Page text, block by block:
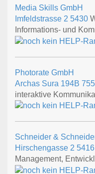
Media Skills GmbH
Imfeldstrasse 2 5430
Informations- und
Photorate GmbH
Archas Sura 194B
interaktive
Schneider &
Hirschengasse 2 5416
Management,